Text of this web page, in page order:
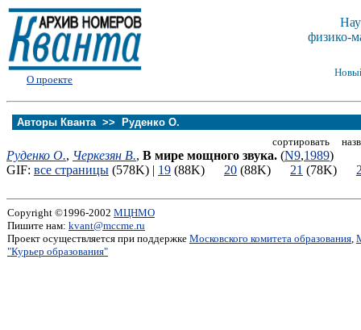
О проекте
физико-
Авторы Кванта >>
Руденко О.
сортировать
Руденко О., Черкезян В., В мире мощного звука. (N9,1989)
GIF: все страницы (578K) | 19 (88K) 20 (88K) 21 (78K)
Copyright ©1996-2002 МЦНМО
Пишите нам: kvant@mccme.ru
Проект осуществляется при поддержке Московского комитета образования,
"Курьер образования"